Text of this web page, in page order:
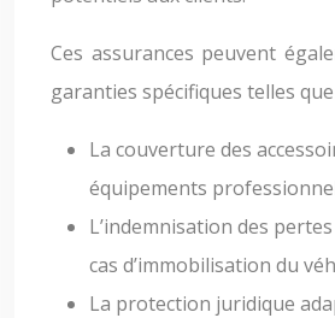
Ces assurances peuvent
garanties spécifiques telles que
La couverture des
équipements
L’indemnisation des
cas d’immobilisation du
La protection juridique